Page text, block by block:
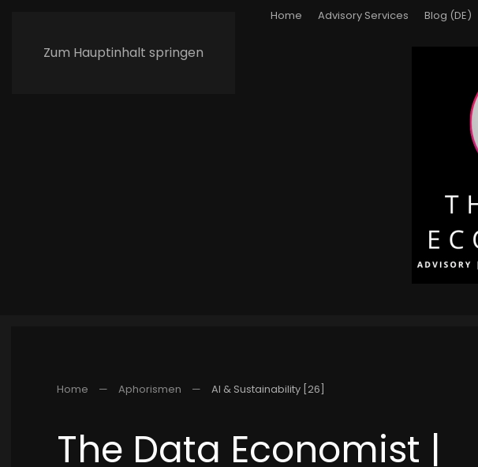
Zum Hauptinhalt springen
Home Advisory Services Blog (DE)
Home Aphorismen AI & Sustainability [26]
The Data Economist |